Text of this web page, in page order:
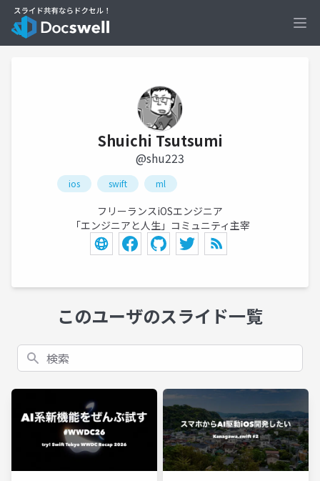
Shuichi Tsutsumi
@shu223
ios swift ml
フリーランスiOSエンジニア
「エンジニアと人生」コミュニティ主宰
このユーザのスライド一覧
検索